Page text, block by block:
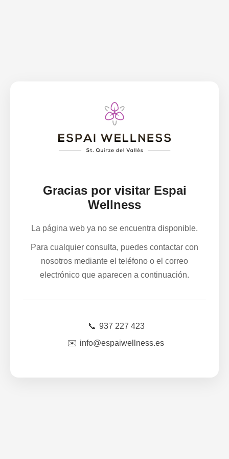
Gracias por visitar Espai
Wellness
La página web ya no se encuentra disponible.
Para cualquier consulta, puedes contactar con
nosotros mediante el teléfono o el correo
electrónico que aparecen a continuación.
📞 937 227 423
✉️ info@espaiwellness.es